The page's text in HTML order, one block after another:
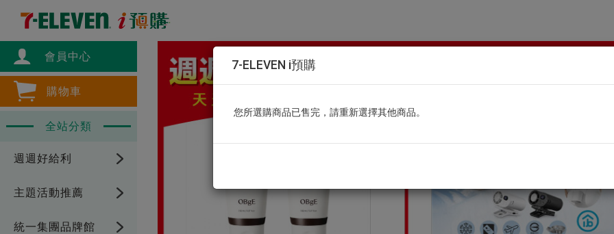
會員中心
購物車
全站分類
週週好給利
主題活動推薦
統一集團品牌館
7-ELEVEN i預購
您所選購商品已售完，請重新選擇其他商品。